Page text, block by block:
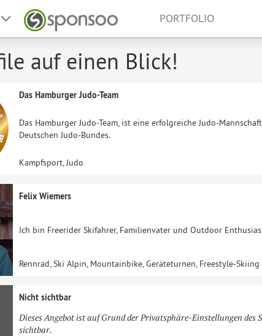
PORTFOLIO
auf einen Blick!
Das Hamburger Judo-Team
Das Hamburger Judo-Team, ist eine erfolgreiche Judo-
Deutschen Judo-Bundes.
Kampfsport, Judo
Felix Wiemers
Ich bin Freerider Skifahrer, Familienvater und Outdoor
Rennrad, Ski Alpin, Mountainbike, Geräteturnen, Freestyle-Skiing
Nicht sichtbar
Dieses Angebot ist auf Grund der Privatsphäre-Einstellungen
sichtbar.